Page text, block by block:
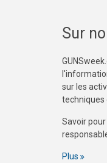
Sur
sur les
techniques
Savoir
Plus